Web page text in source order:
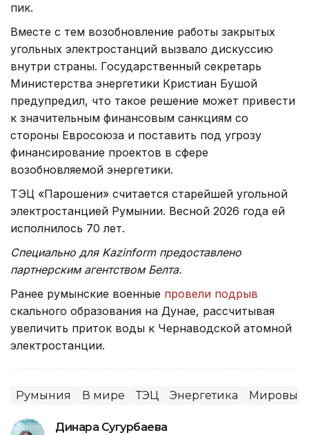
пик.
Вместе с тем возобновление работы закрытых
угольных электростанций вызвало дискуссию
внутри страны. Государственный секретарь
Министерства энергетики Кристиан Бушой
предупредил, что такое решение может привести
к значительным финансовым санкциям со
стороны Евросоюза и поставить под угрозу
финансирование проектов в сфере
возобновляемой энергетики.
ТЭЦ «Парошени» считается старейшей угольной
электростанцией Румынии. Весной 2026 года ей
исполнилось 70 лет.
Специально для Kazinform предоставлено
партнерским агентством Белта.
Ранее румынские военные провели подрыв
скального образования на Дунае, рассчитывая
увеличить приток воды к Чернаводской атомной
электростанции.
Румыния В мире ТЭЦ Энергетика Мировые
Динара Сугурбаева